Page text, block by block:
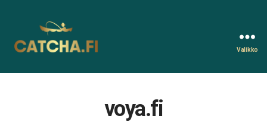
Valikko
voya.fi